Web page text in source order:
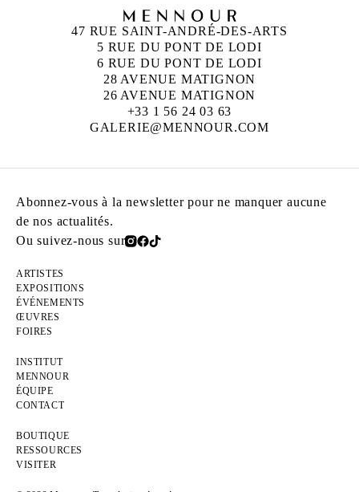
47 RUE SAINT-ANDRÉ-DES-ARTS
5 RUE DU PONT DE LODI
6 RUE DU PONT DE LODI
28 AVENUE MATIGNON
26 AVENUE MATIGNON
+33 1 56 24 03 63
GALERIE@MENNOUR.COM
Abonnez-vous à la newsletter pour ne manquer aucune
de nos actualités.
Ou suivez-nous sur
ARTISTES
EXPOSITIONS
ÉVÉNEMENTS
ŒUVRES
FOIRES
INSTITUT
MENNOUR
ÉQUIPE
CONTACT
BOUTIQUE
RESSOURCES
VISITER